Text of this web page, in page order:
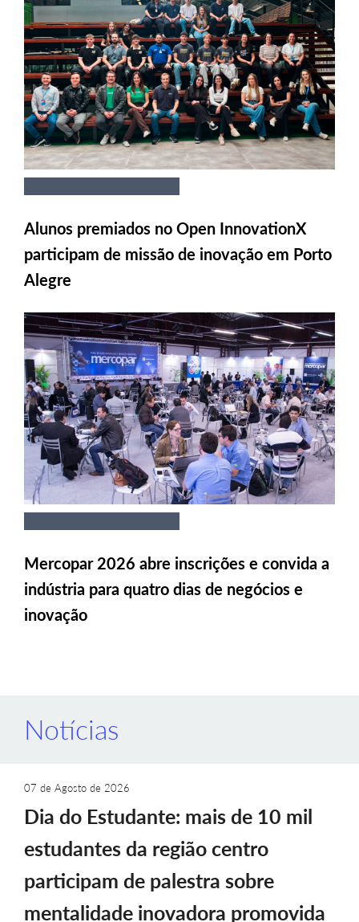
Alunos premiados no Open InnovationX
participam de missão de inovação em Porto
Alegre
Mercopar 2026 abre inscrições e convida a
indústria para quatro dias de negócios e
inovação
Notícias
07 de Agosto de 2026
Dia do Estudante: mais de 10 mil
estudantes da região centro
participam de palestra sobre
mentalidade inovadora promovida